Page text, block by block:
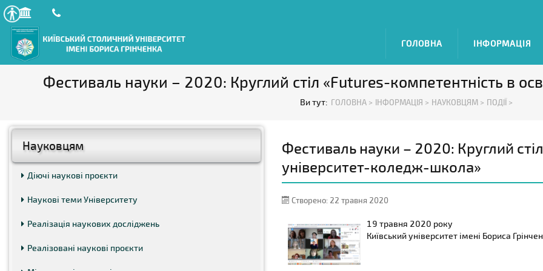
ГОЛОВНА ІНФОРМАЦІЯ
Фестиваль науки – 2020: Круглий стіл «Futures-компетентність в
Ви тут: ГОЛОВНА > ІНФОРМАЦІЯ > НАУКОВЦЯМ > ПОДІЇ >
Науковцям
Діючі наукові проєкти
Наукові теми Університету
Реалізація наукових досліджень
Реалізовані наукові проєкти
Фестиваль науки – 2020: Круглий
університет-коледж-школа»
Створено: 22 травня 2020
19 травня 2020 року
Київський університет імені Бориса